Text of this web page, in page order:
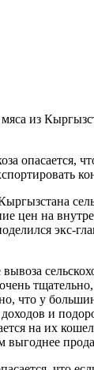
опасается,
цен на
экс-
что у
и
на их
выгоднее